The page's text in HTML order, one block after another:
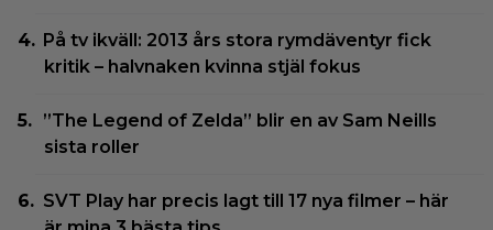
På tv ikväll: 2013 års stora rymdäventyr fick
kritik – halvnaken kvinna stjäl fokus
”The Legend of Zelda” blir en av Sam Neills
sista roller
SVT Play har precis lagt till 17 nya filmer – här